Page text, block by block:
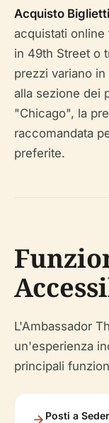
Acquisto
acquistati online
in 49th Street o
prezzi variano
alla sezione dei
"Chicago", la
raccomandata
preferite.
L'Ambassador
un'esperienza
principali
Posti a